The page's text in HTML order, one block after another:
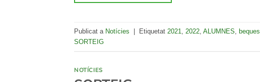
Publicat a Notícies Etiquetat 2021 2022 ALUMNES beques
SORTEIG
NOTÍCIES